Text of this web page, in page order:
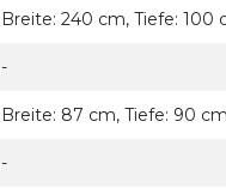
Breite: 240 cm, Tiefe: 100
-
Breite: 87 cm, Tiefe: 90
-